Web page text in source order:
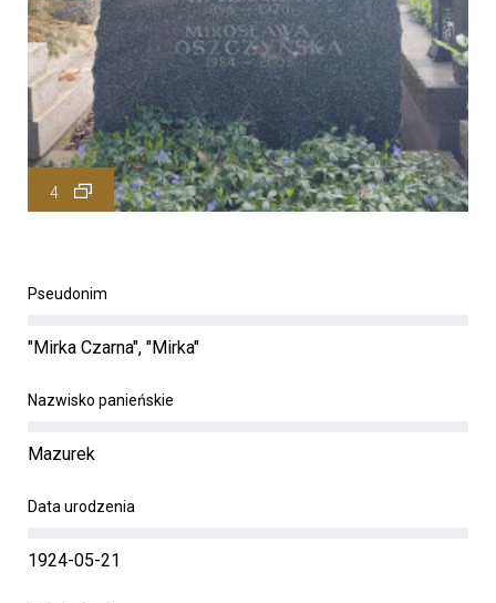
4
Pseudonim
"Mirka Czarna", "Mirka"
Nazwisko panieńskie
Mazurek
Data urodzenia
1924-05-21